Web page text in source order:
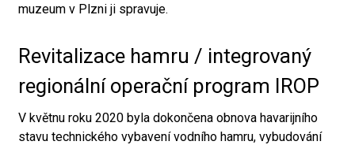
muzeum v Plzni ji spravuje.
Revitalizace hamru / integrovaný
regionální operační program IROP
V květnu roku 2020 byla dokončena obnova havarijního
stavu technického vybavení vodního hamru, vybudování